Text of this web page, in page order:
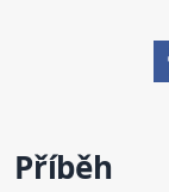
Příběh